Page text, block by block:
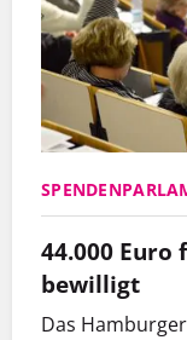
44.000
bewilligt
Das